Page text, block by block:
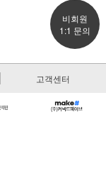
비회원
1:1 문의
고객센터